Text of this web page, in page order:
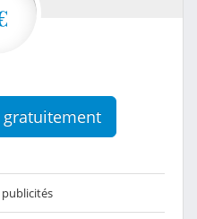
gratuitement
publicités